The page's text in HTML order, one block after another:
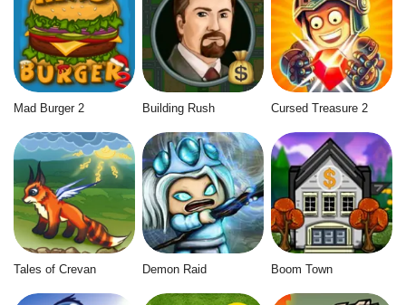
Mad Burger 2 Building Rush Cursed Treasure 2
Tales of Crevan Demon Raid Boom Town